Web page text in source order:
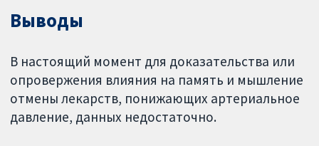
Выводы
В настоящий момент для доказательства или
опровержения влияния на память и мышление
отмены лекарств, понижающих артериальное
давление, данных недостаточно.